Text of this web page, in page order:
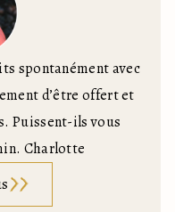
spontanément avec
d’être offert et
Puissent-ils vous
Charlotte